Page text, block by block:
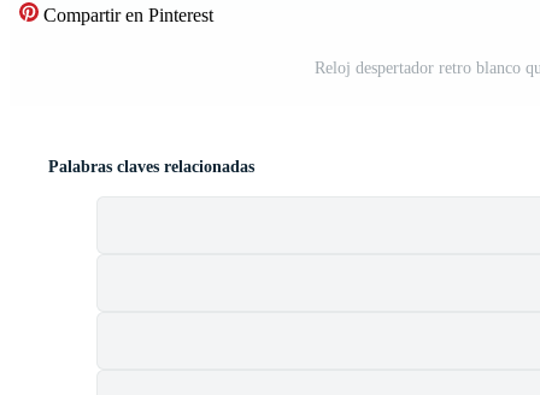
Compartir en Pinterest
Reloj despertador retro blanco
Palabras claves relacionadas